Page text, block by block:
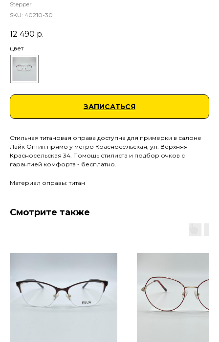
Stepper
SKU: 40210-30
12 490 р.
цвет
ЗАПИСАТЬСЯ
Стильная титановая оправа доступна для примерки в салоне
Лайк Оптик прямо у метро Красносельская, ул. Верхняя
Красносельская 34. Помощь стилиста и подбор очков с
гарантией комфорта - бесплатно.
Материал оправы: титан
Смотрите также